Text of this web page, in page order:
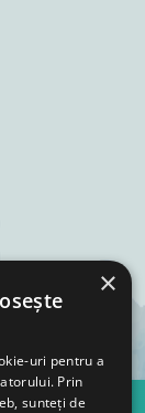
×
uri pentru a
Prin
sunteți de